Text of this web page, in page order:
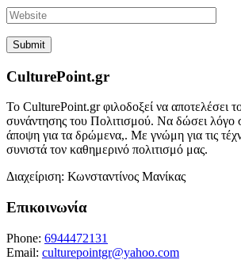
CulturePoint.gr
Το CulturePoint.gr φιλοδοξεί να αποτελέσει
συνάντησης του Πολιτισμού. Να δώσει λόγο
άποψη για τα δρώμενα,. Με γνώμη για τις
συνιστά τον καθημερινό πολιτισμό μας.
Διαχείριση: Κωνσταντίνος Μανίκας
Επικοινωνία
Phone: 6944472131
Email: culturepointgr@yahoo.com